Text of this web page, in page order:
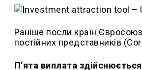
Раніше посли країн
постійних представників
П’ята виплата